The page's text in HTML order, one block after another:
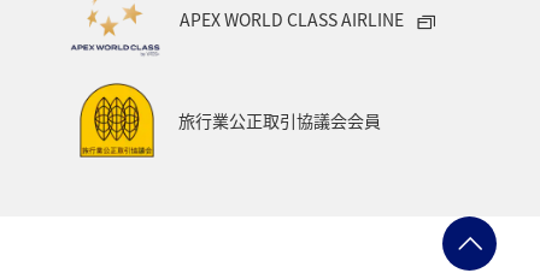
APEX WORLD CLASS AIRLINE
旅行業公正取引協議会会員